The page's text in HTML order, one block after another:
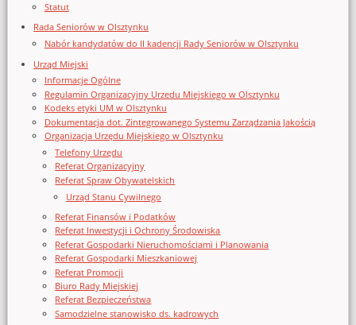
Statut
Rada Seniorów w Olsztynku
Nabór kandydatów do II kadencji Rady Seniorów w Olsztynku
Urząd Miejski
Informacje Ogólne
Regulamin Organizacyjny Urzedu Miejskiego w Olsztynku
Kodeks etyki UM w Olsztynku
Dokumentacja dot. Zintegrowanego Systemu Zarządzania Jakością
Organizacja Urzędu Miejskiego w Olsztynku
Telefony Urzędu
Referat Organizacyjny
Referat Spraw Obywatelskich
Urząd Stanu Cywilnego
Referat Finansów i Podatków
Referat Inwestycji i Ochrony Środowiska
Referat Gospodarki Nieruchomościami i Planowania
Referat Gospodarki Mieszkaniowej
Referat Promocji
Biuro Rady Miejskiej
Referat Bezpieczeństwa
Samodzielne stanowisko ds. kadrowych